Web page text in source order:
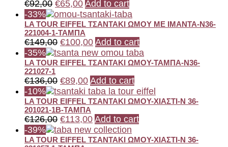
€92,00 €65,00 Add to cart
-33%
LA TOUR EIFFEL ΤΣΑΝΤΑΚΙ ΩΜΟΥ ΜΕ ΙΜΑΝΤΑ-Ν36-
221004-1-ΤΑΜΠΑ
€149,00 €100,00 Add to cart
-35%
LA TOUR EIFFEL ΤΣΑΝΤΑΚΙ ΩΜΟΥ-ΤΑΜΠΑ-N36-
221027-1
€136,00 €89,00 Add to cart
-10%
LA TOUR EIFFEL ΤΣΑΝΤΑΚΙ ΩΜΟΥ-ΧΙΑΣΤΙ-N 36-
201021-1B-ΤΑΜΠΑ
€126,00 €113,00 Add to cart
-39%
LA TOUR EIFFEL ΤΣΑΝΤΑΚΙ ΩΜΟΥ-ΧΙΑΣΤΙ-N 36-